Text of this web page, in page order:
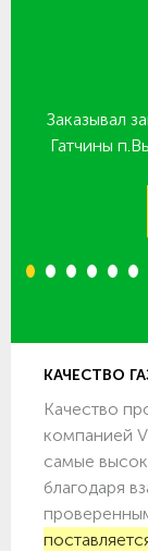
Заказывал
Гатчины
1 2 3 4 5 6
КАЧЕСТВО
Качество
компанией
самые
благодаря